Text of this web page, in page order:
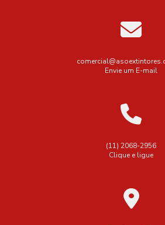
Envie um E-mail
(11) 2068-2956
Clique e ligue